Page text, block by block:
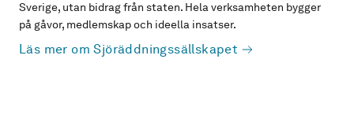
Sverige, utan bidrag från staten. Hela verksamheten bygger
på gåvor, medlemskap och ideella insatser.
Läs mer om Sjöräddningssällskapet